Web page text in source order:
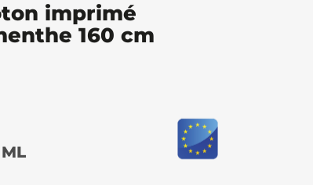
imprimé
160 cm